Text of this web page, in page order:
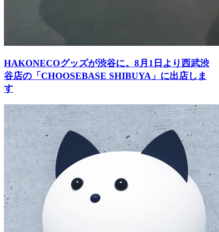
HAKONECOグッズが渋谷に。8月1日より西武渋
谷店の「CHOOSEBASE SHIBUYA」に出店しま
す